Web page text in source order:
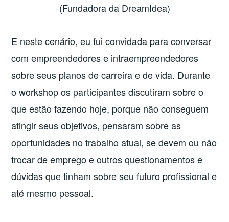
(Fundadora da DreamIdea)
E neste cenário, eu fui convidada para conversar
com empreendedores e intraempreendedores
sobre seus planos de carreira e de vida. Durante
o workshop os participantes discutiram sobre o
que estão fazendo hoje, porque não conseguem
atingir seus objetivos, pensaram sobre as
oportunidades no trabalho atual, se devem ou não
trocar de emprego e outros questionamentos e
dúvidas que tinham sobre seu futuro profissional e
até mesmo pessoal.